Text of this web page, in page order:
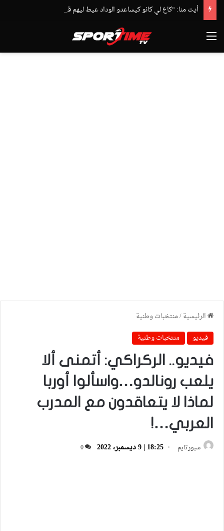
القائمة
الرئيسية/منتخبات وطنية
فيديو
منتخبات وطنية
فيديو.. الركراكي: أتمنى ألا
يلعب رونالدو…واسألوا أوربا
لماذا لا يتعاقدون مع المدرب
العربي…!
سبورتايم 18:25 | 9 ديسمبر، 2022 0